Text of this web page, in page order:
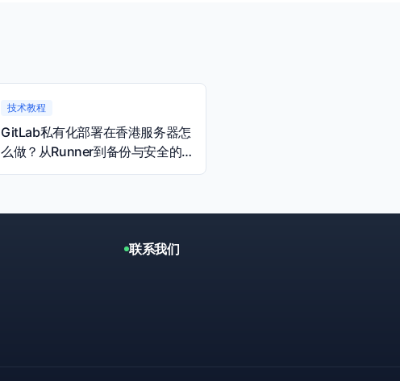
技术教程
GitLab私有化部署在香港服务器怎
么做？从Runner到备份与安全的
完整指南
联系我们